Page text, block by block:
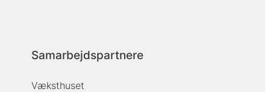
Samarbejdspartnere
Væksthuset